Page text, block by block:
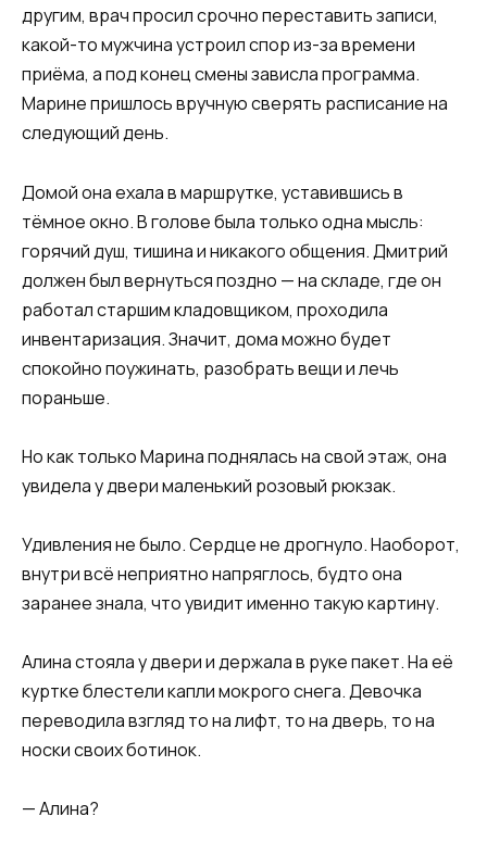
другим, врач просил срочно переставить записи,
какой-то мужчина устроил спор из-за времени
приёма, а под конец смены зависла программа.
Марине пришлось вручную сверять расписание на
следующий день.
Домой она ехала в маршрутке, уставившись в
тёмное окно. В голове была только одна мысль:
горячий душ, тишина и никакого общения. Дмитрий
должен был вернуться поздно — на складе, где он
работал старшим кладовщиком, проходила
инвентаризация. Значит, дома можно будет
спокойно поужинать, разобрать вещи и лечь
пораньше.
Но как только Марина поднялась на свой этаж, она
увидела у двери маленький розовый рюкзак.
Удивления не было. Сердце не дрогнуло. Наоборот,
внутри всё неприятно напряглось, будто она
заранее знала, что увидит именно такую картину.
Алина стояла у двери и держала в руке пакет. На её
куртке блестели капли мокрого снега. Девочка
переводила взгляд то на лифт, то на дверь, то на
носки своих ботинок.
— Алина?